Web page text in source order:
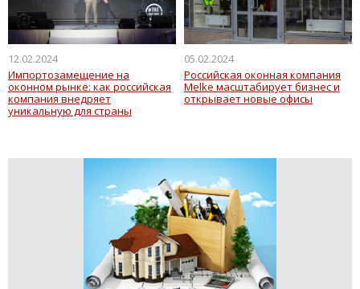
12.02.2024
Импортозамещение на
оконном рынке: как российская
компания внедряет
уникальную для страны
05.02.2024
Российская оконная компания
Melke масштабирует бизнес и
открывает новые офисы